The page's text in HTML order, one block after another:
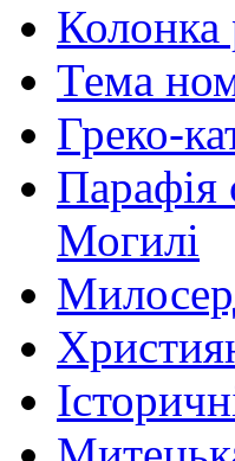
Колонка
Тема
Греко-
Парафія
Могилі